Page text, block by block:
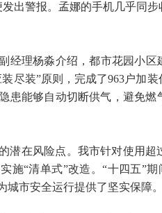
出警报。孟娜的手机几乎同
经理杨淼介绍，都市花园小区
尽装”原则，完成了963户加
患能够自动切断供气，避免
潜在风险点。我市针对使用
施“清单式”改造。“十四五”
市安全运行提供了坚实保障。